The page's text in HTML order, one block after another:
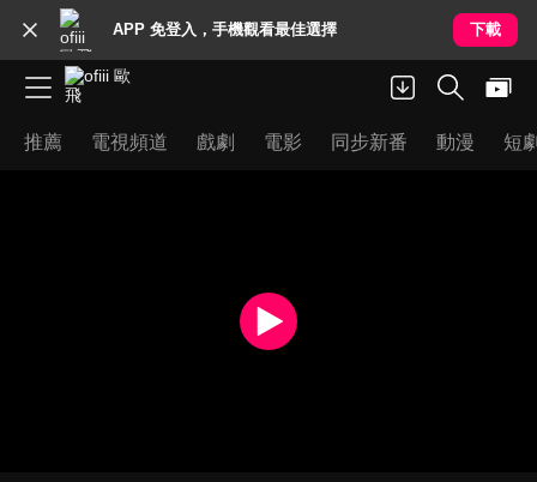
APP 免登入，手機觀看最佳選擇 下載
推薦 電視頻道 戲劇 電影 同步新番 動漫 短